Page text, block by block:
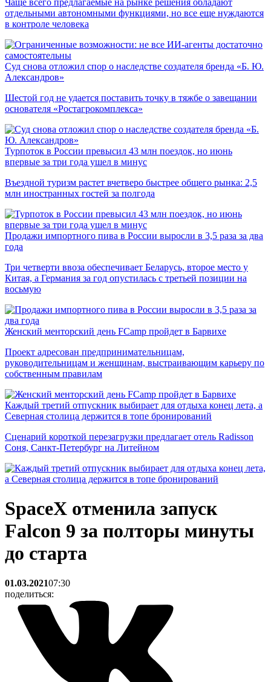
Чаще всего предлагаемые на рынке решения обладают
отдельными автономными функциями, но все еще нуждаются
в контроле человека
Суд снова отложил спор о наследстве создателя бренда «Б. Ю.
Александров»
Шестой год не удается поставить точку в тяжбе о завещании
основателя «Ростагрокомплекса»
Турпоток в России превысил 43 млн поездок, но июнь
впервые за три года ушел в минус
Въездной туризм растет вчетверо быстрее общего рынка: 2,5
млн иностранных гостей за полгода
Продажи импортного пива в России выросли в 3,5 раза за два
года
Три четверти ввоза обеспечивает Беларусь, второе место у
Китая, а Германия за год опустилась с третьей позиции на
восьмую
Женский менторский день FCamp пройдет в Барвихе
Проект адресован предпринимательницам,
руководительницам и женщинам, выстраивающим карьеру по
собственным правилам
Каждый третий отпускник выбирает для отдыха конец лета, а
Северная столица держится в топе бронирований
Сценарий короткой перезагрузки предлагает отель Radisson
Соня, Санкт-Петербург на Литейном
SpaceX отменила запуск
Falcon 9 за полторы минуты
до старта
01.03.202107:30
поделиться: